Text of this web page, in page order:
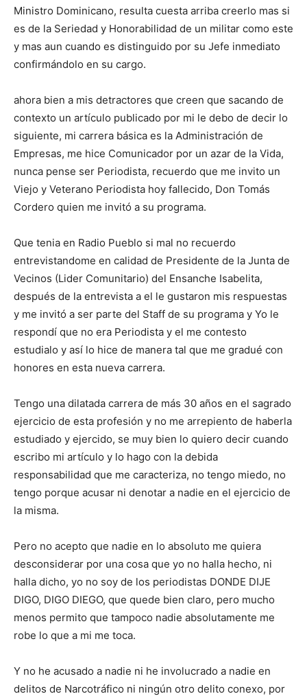
Ministro Dominicano, resulta cuesta arriba creerlo mas si
es de la Seriedad y Honorabilidad de un militar como este
y mas aun cuando es distinguido por su Jefe inmediato
confirmándolo en su cargo.
ahora bien a mis detractores que creen que sacando de
contexto un artículo publicado por mi le debo de decir lo
siguiente, mi carrera básica es la Administración de
Empresas, me hice Comunicador por un azar de la Vida,
nunca pense ser Periodista, recuerdo que me invito un
Viejo y Veterano Periodista hoy fallecido, Don Tomás
Cordero quien me invitó a su programa.
Que tenia en Radio Pueblo si mal no recuerdo
entrevistandome en calidad de Presidente de la Junta de
Vecinos (Lider Comunitario) del Ensanche Isabelita,
después de la entrevista a el le gustaron mis respuestas
y me invitó a ser parte del Staff de su programa y Yo le
respondí que no era Periodista y el me contesto
estudialo y así lo hice de manera tal que me gradué con
honores en esta nueva carrera.
Tengo una dilatada carrera de más 30 años en el sagrado
ejercicio de esta profesión y no me arrepiento de haberla
estudiado y ejercido, se muy bien lo quiero decir cuando
escribo mi artículo y lo hago con la debida
responsabilidad que me caracteriza, no tengo miedo, no
tengo porque acusar ni denotar a nadie en el ejercicio de
la misma.
Pero no acepto que nadie en lo absoluto me quiera
desconsiderar por una cosa que yo no halla hecho, ni
halla dicho, yo no soy de los periodistas DONDE DIJE
DIGO, DIGO DIEGO, que quede bien claro, pero mucho
menos permito que tampoco nadie absolutamente me
robe lo que a mi me toca.
Y no he acusado a nadie ni he involucrado a nadie en
delitos de Narcotráfico ni ningún otro delito conexo, por